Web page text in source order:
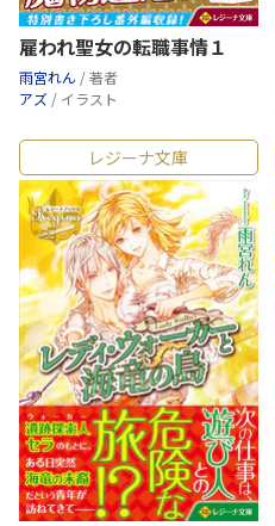
雇われ聖女の転職事情１
雨宮れん / 著者
アズ / イラスト
レジーナ文庫